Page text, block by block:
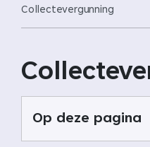
Collectevergunning
Op deze pagina